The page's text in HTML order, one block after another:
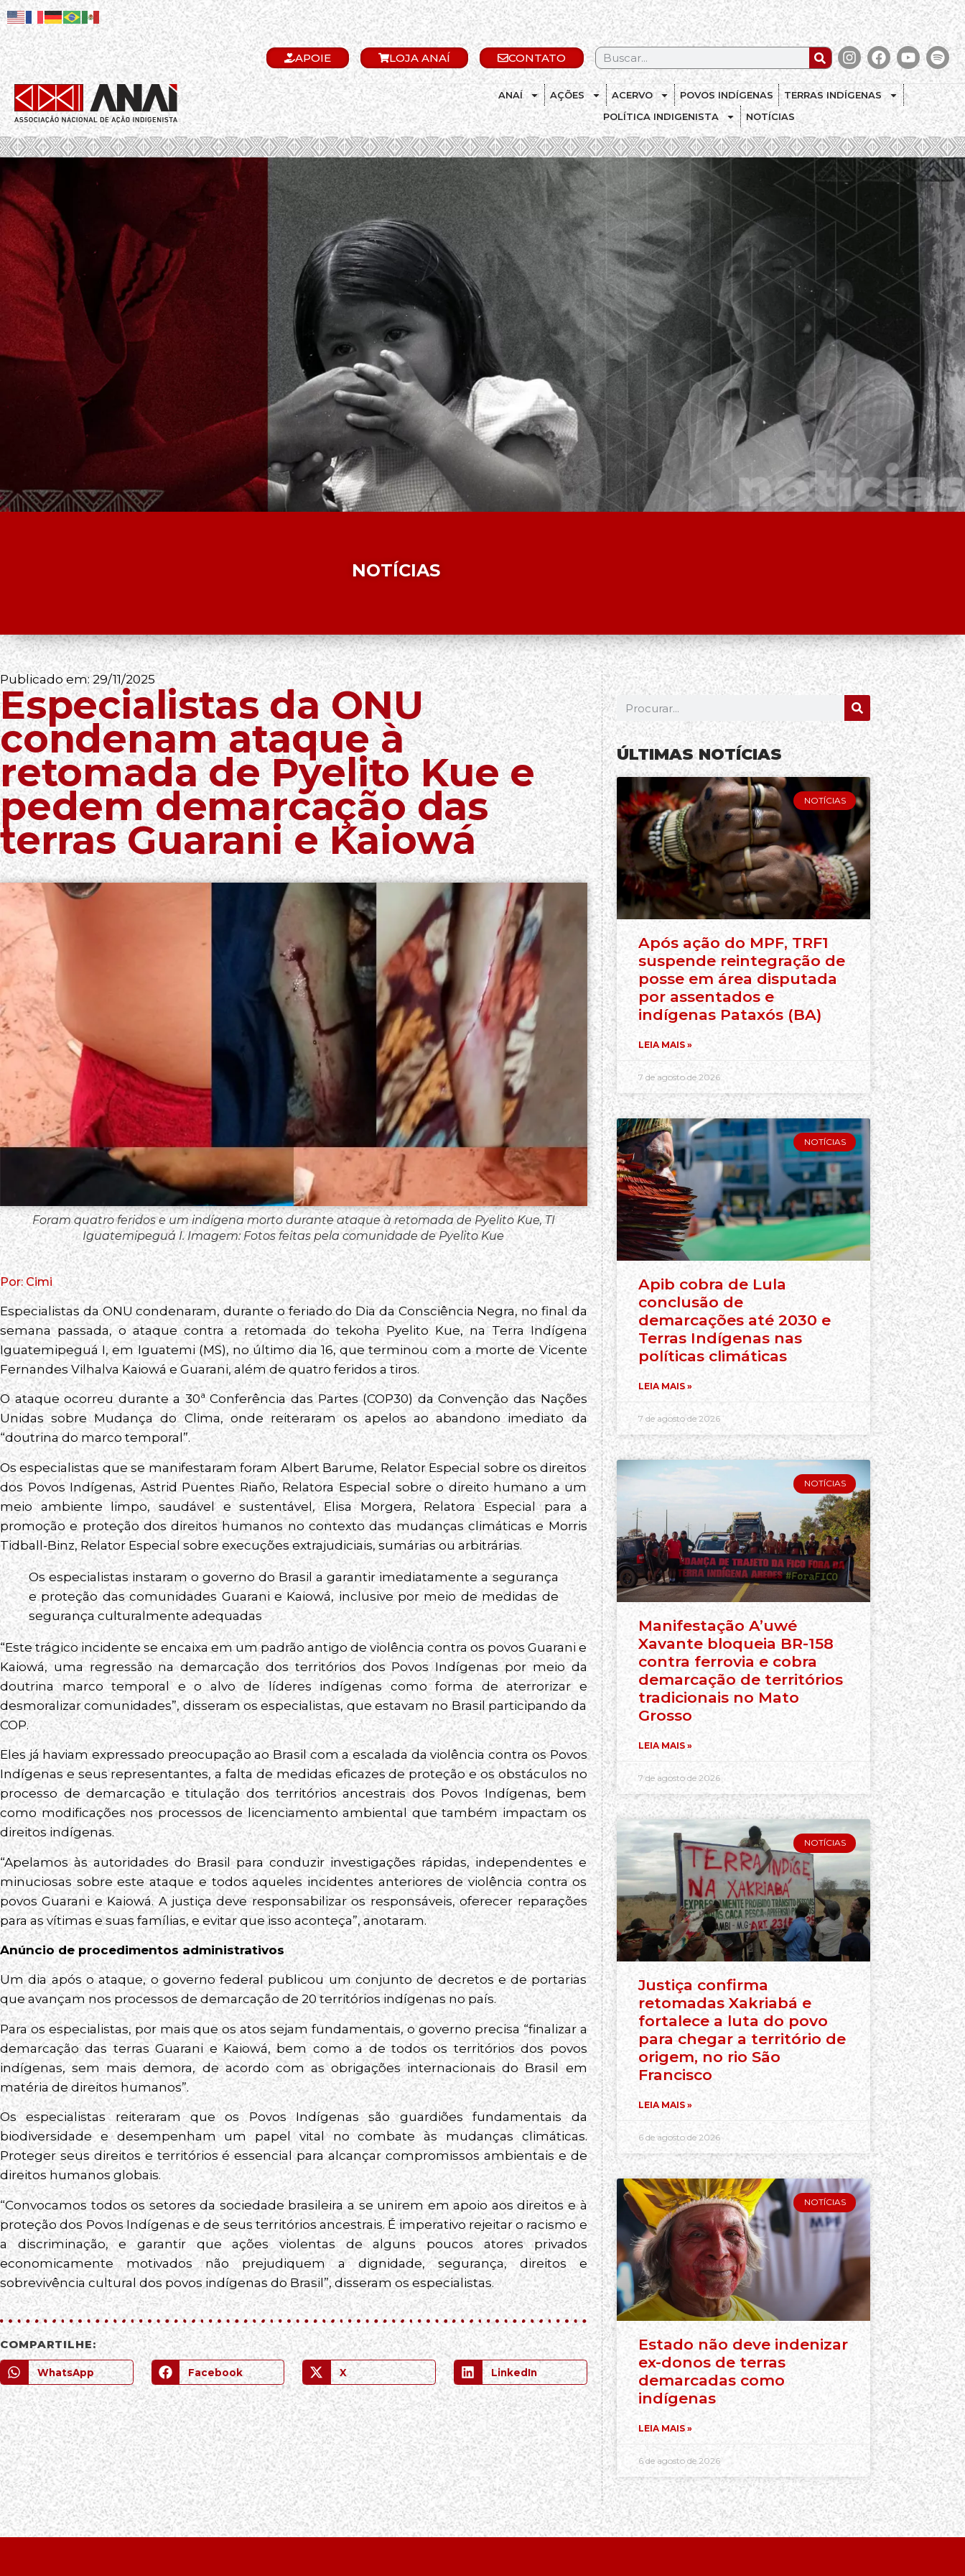
APOIE LOJA ANAÍ CONTATO
ANAÍ AÇÕES ACERVO POVOS INDÍGENAS
TERRAS INDÍGENAS
POLÍTICA INDIGENISTA
NOTÍCIAS
.
NOTÍCIAS
Publicado em:29/11/2025
Especialistas da ONU
condenam ataque à
retomada de Pyelito Kue e
pedem demarcação das
terras Guarani e Kaiowá
Foram quatro feridos e um indígena morto durante ataque à retomada de Pyelito Kue, TI
Iguatemipeguá I. Imagem: Fotos feitas pela comunidade de Pyelito Kue
Por: Cimi
Especialistas da ONU condenaram, durante o feriado do Dia da Consciência Negra, no final da
semana passada, o ataque contra a retomada do tekoha Pyelito Kue, na Terra Indígena
Iguatemipeguá I, em Iguatemi (MS), no último dia 16, que terminou com a morte de Vicente
Fernandes Vilhalva Kaiowá e Guarani, além de quatro feridos a tiros.
O ataque ocorreu durante a 30ª Conferência das Partes (COP30) da Convenção das Nações
Unidas sobre Mudança do Clima, onde reiteraram os apelos ao abandono imediato da
“doutrina do marco temporal”.
Os especialistas que se manifestaram foram Albert Barume, Relator Especial sobre os direitos
dos Povos Indígenas, Astrid Puentes Riaño, Relatora Especial sobre o direito humano a um
meio ambiente limpo, saudável e sustentável, Elisa Morgera, Relatora Especial para a
promoção e proteção dos direitos humanos no contexto das mudanças climáticas e Morris
Tidball-Binz, Relator Especial sobre execuções extrajudiciais, sumárias ou arbitrárias.
Os especialistas instaram o governo do Brasil a garantir imediatamente a segurança
e proteção das comunidades Guarani e Kaiowá, inclusive por meio de medidas de
segurança culturalmente adequadas
“Este trágico incidente se encaixa em um padrão antigo de violência contra os povos Guarani e
Kaiowá, uma regressão na demarcação dos territórios dos Povos Indígenas por meio da
doutrina marco temporal e o alvo de líderes indígenas como forma de aterrorizar e
desmoralizar comunidades”, disseram os especialistas, que estavam no Brasil participando da
COP.
Eles já haviam expressado preocupação ao Brasil com a escalada da violência contra os Povos
Indígenas e seus representantes, a falta de medidas eficazes de proteção e os obstáculos no
processo de demarcação e titulação dos territórios ancestrais dos Povos Indígenas, bem
como modificações nos processos de licenciamento ambiental que também impactam os
direitos indígenas.
“Apelamos às autoridades do Brasil para conduzir investigações rápidas, independentes e
minuciosas sobre este ataque e todos aqueles incidentes anteriores de violência contra os
povos Guarani e Kaiowá. A justiça deve responsabilizar os responsáveis, oferecer reparações
para as vítimas e suas famílias, e evitar que isso aconteça”, anotaram.
Anúncio de procedimentos administrativos
Um dia após o ataque, o governo federal publicou um conjunto de decretos e de portarias
que avançam nos processos de demarcação de 20 territórios indígenas no país.
Para os especialistas, por mais que os atos sejam fundamentais, o governo precisa “finalizar a
demarcação das terras Guarani e Kaiowá, bem como a de todos os territórios dos povos
indígenas, sem mais demora, de acordo com as obrigações internacionais do Brasil em
matéria de direitos humanos”.
Os especialistas reiteraram que os Povos Indígenas são guardiões fundamentais da
biodiversidade e desempenham um papel vital no combate às mudanças climáticas.
Proteger seus direitos e territórios é essencial para alcançar compromissos ambientais e de
direitos humanos globais.
“Convocamos todos os setores da sociedade brasileira a se unirem em apoio aos direitos e à
proteção dos Povos Indígenas e de seus territórios ancestrais. É imperativo rejeitar o racismo e
a discriminação, e garantir que ações violentas de alguns poucos atores privados
economicamente motivados não prejudiquem a dignidade, segurança, direitos e
sobrevivência cultural dos povos indígenas do Brasil”, disseram os especialistas.
COMPARTILHE:
WhatsApp Facebook X LinkedIn
ÚLTIMAS NOTÍCIAS
NOTÍCIAS
Após ação do MPF, TRF1
suspende reintegração de
posse em área disputada
por assentados e
indígenas Pataxós (BA)
LEIA MAIS »
7 de agosto de 2026
NOTÍCIAS
Apib cobra de Lula
conclusão de
demarcações até 2030 e
Terras Indígenas nas
políticas climáticas
LEIA MAIS »
7 de agosto de 2026
NOTÍCIAS
Manifestação A’uwé
Xavante bloqueia BR-158
contra ferrovia e cobra
demarcação de territórios
tradicionais no Mato
Grosso
LEIA MAIS »
7 de agosto de 2026
NOTÍCIAS
Justiça confirma
retomadas Xakriabá e
fortalece a luta do povo
para chegar a território de
origem, no rio São
Francisco
LEIA MAIS »
6 de agosto de 2026
NOTÍCIAS
Estado não deve indenizar
ex-donos de terras
demarcadas como
indígenas
LEIA MAIS »
6 de agosto de 2026